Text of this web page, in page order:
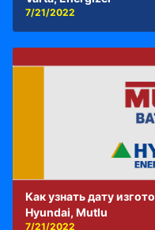
7/21/2022
Как узнать дату
Hyundai, Mutlu
7/21/2022